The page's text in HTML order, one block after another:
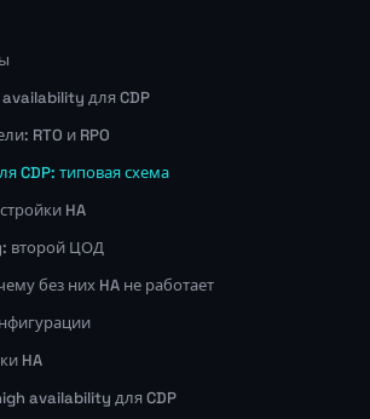
для CDP
RTO и RPO
CDP: типовая схема
HA
второй ЦОД
без них HA не работает
HA
availability для CDP